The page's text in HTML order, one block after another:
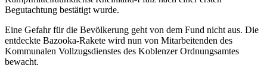
Begutachtung bestätigt wurde.
Eine Gefahr für die Bevölkerung geht von dem Fund nicht aus. Die
entdeckte Bazooka-Rakete wird nun von Mitarbeitenden des
Kommunalen Vollzugsdienstes des Koblenzer Ordnungsamtes
bewacht.